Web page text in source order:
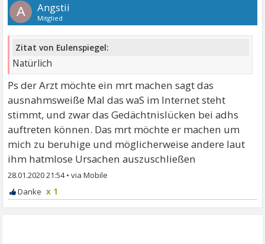
A Angstii
Mitglied
Zitat von Eulenspiegel:
Natürlich
Ps der Arzt möchte ein mrt machen sagt das
ausnahmsweiße Mal das waS im Internet steht
stimmt, und zwar das Gedächtnislücken bei adhs
auftreten können. Das mrt möchte er machen um
mich zu beruhige und möglicherweise andere laut
ihm hatmlose Ursachen auszuschließen
28.01.2020 21:54•
x 1